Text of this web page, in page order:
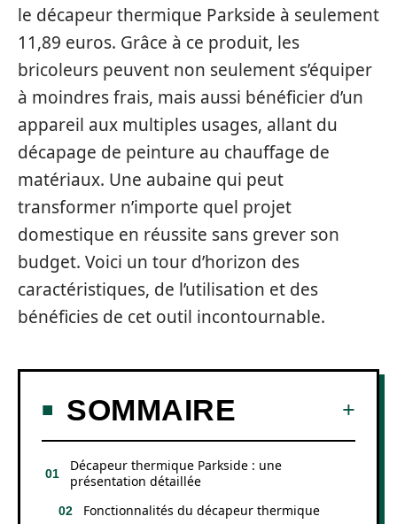
le décapeur thermique Parkside à seulement
11,89 euros. Grâce à ce produit, les
bricoleurs peuvent non seulement s’équiper
à moindres frais, mais aussi bénéficier d’un
appareil aux multiples usages, allant du
décapage de peinture au chauffage de
matériaux. Une aubaine qui peut
transformer n’importe quel projet
domestique en réussite sans grever son
budget. Voici un tour d’horizon des
caractéristiques, de l’utilisation et des
bénéficies de cet outil incontournable.
SOMMAIRE
Décapeur thermique Parkside : une
présentation détaillée
Fonctionnalités du décapeur thermique